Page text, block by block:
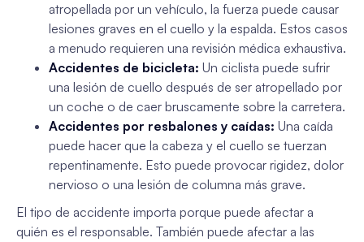
atropellada por un vehículo, la fuerza puede causar
lesiones graves en el cuello y la espalda. Estos casos
a menudo requieren una revisión médica exhaustiva.
Accidentes de bicicleta: Un ciclista puede sufrir
una lesión de cuello después de ser atropellado por
un coche o de caer bruscamente sobre la carretera.
Accidentes por resbalones y caídas: Una caída
puede hacer que la cabeza y el cuello se tuerzan
repentinamente. Esto puede provocar rigidez, dolor
nervioso o una lesión de columna más grave.
El tipo de accidente importa porque puede afectar a
quién es el responsable. También puede afectar a las